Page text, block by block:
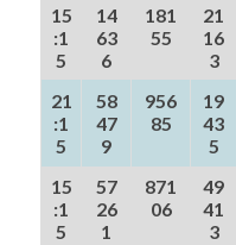
15
:1
5
14
63
6
181
55
21
16
3
21
:1
5
58
47
9
956
85
19
43
5
15
:1
5
57
26
1
871
06
49
41
3